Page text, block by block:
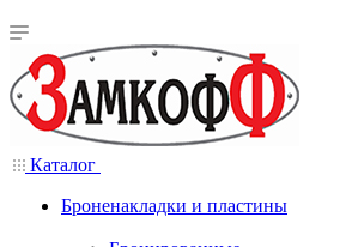
Каталог
Броненакладки и пластины